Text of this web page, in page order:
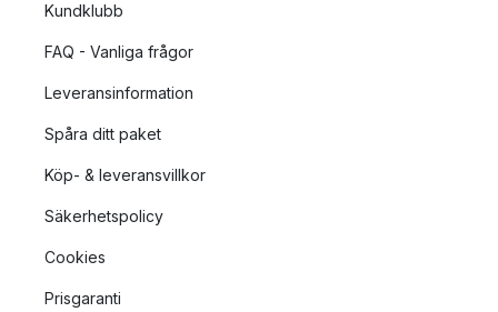
Kundklubb
FAQ - Vanliga frågor
Leveransinformation
Spåra ditt paket
Köp- & leveransvillkor
Säkerhetspolicy
Cookies
Prisgaranti